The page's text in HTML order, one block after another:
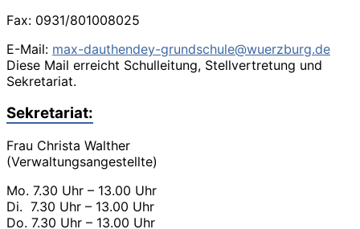
Fax: 0931/801008025
E-Mail: max-dauthendey-grundschule@wuerzburg.de
Diese Mail erreicht Schulleitung, Stellvertretung und
Sekretariat.
Sekretariat:
Frau Christa Walther
(Verwaltungsangestellte)
Mo. 7.30 Uhr – 13.00 Uhr
Di. 7.30 Uhr – 13.00 Uhr
Do. 7.30 Uhr – 13.00 Uhr